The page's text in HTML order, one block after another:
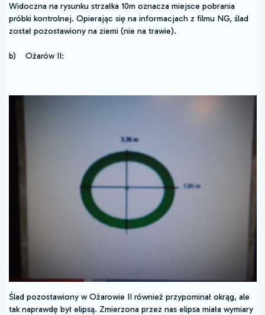
Widoczna na rysunku strzałka 10m oznacza miejsce pobrania
próbki kontrolnej. Opierając się na informacjach z filmu NG, ślad
został pozostawiony na ziemi (nie na trawie).
b) Ożarów II:
Ślad pozostawiony w Ożarowie II również przypominał okrąg, ale
tak naprawdę był elipsą. Zmierzona przez nas elipsa miała wymiary